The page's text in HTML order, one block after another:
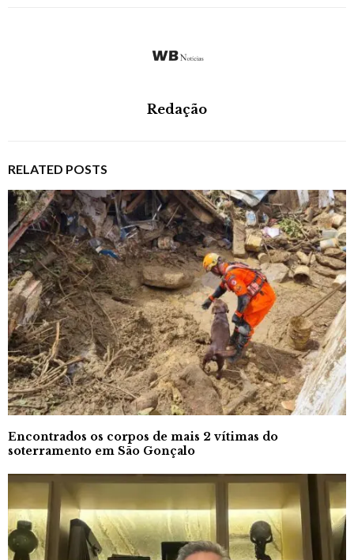
Redação
RELATED POSTS
Encontrados os corpos de mais 2 vítimas do
soterramento em São Gonçalo